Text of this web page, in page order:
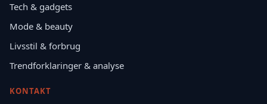
Tech & gadgets
Mode & beauty
Livsstil & forbrug
Trendforklaringer & analyse
KONTAKT